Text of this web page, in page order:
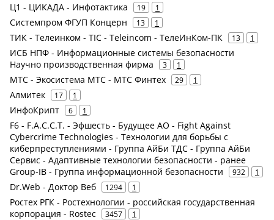
Ц1 - ЦИКАДА - Инфотактика 19 1
Системпром ФГУП Концерн 13 1
ТИК - Телеинком - TIC - Teleincom - ТелеИнКом-ПК 13 1
ИСБ НПФ - Информационные системы безопасности
Научно производственная фирма
3 1
МТС - Экосистема МТС - МТС Финтех 29 1
Алмитек 17 1
ИнфоКрипт 6 1
F6 - F.A.С.С.T. - Эфшесть - Будущее АО - Fight Against
Cybercrime Technologies - Технологии для борьбы с
киберпреступлениями - Группа АйБи ТДС - Группа АйБи
Сервис - Адаптивные технологии безопасности - ранее
Group-IB - Группа информационной безопасности
932 1
Dr.Web - Доктор Веб 1294 1
Ростех РГК - Ростехнологии - российская государственная
корпорация - Rostec
3457 1